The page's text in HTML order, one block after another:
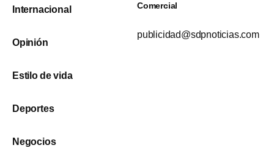
Internacional
Opinión
Estilo de vida
Deportes
Negocios
Comercial
publicidad@sdpnoticias.com